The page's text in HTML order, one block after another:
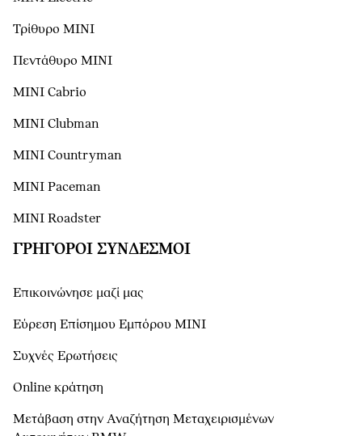
Τρίθυρο MINI
Πεντάθυρο MINI
MINI Cabrio
MINI Clubman
MINI Countryman
MINI Paceman
MINI Roadster
ΓΡΉΓΟΡΟΙ ΣΎΝΔΕΣΜΟΙ
Επικοινώνησε μαζί μας
Εύρεση Επίσημου Εμπόρου ΜΙΝΙ
Συχνές Ερωτήσεις
Online κράτηση
Μετάβαση στην Αναζήτηση Μεταχειρισμένων